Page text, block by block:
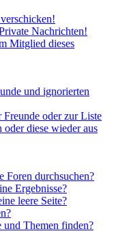
Nachrichten!
Mitglied dieses
und ignorierten
oder zur Liste
diese wieder aus
Foren durchsuchen?
Ergebnisse?
leere Seite?
und Themen finden?